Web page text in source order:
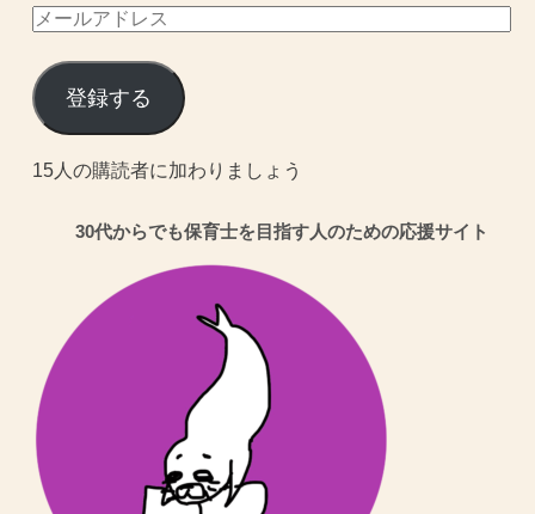
メ
ル
ア
ド
登録する
15人の購読者に加わりましょう
30代からでも保育士を目指す人のための応援サイト